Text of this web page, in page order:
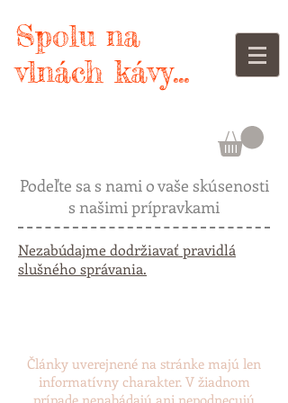
Spolu na
vlnách kávy...
Podeľte sa s nami o vaše skúsenosti
s našimi prípravkami
Nezabúdajme dodržiavať pravidlá
slušného správania.
Články uverejnené na stránke majú len
informatívny charakter. V žiadnom